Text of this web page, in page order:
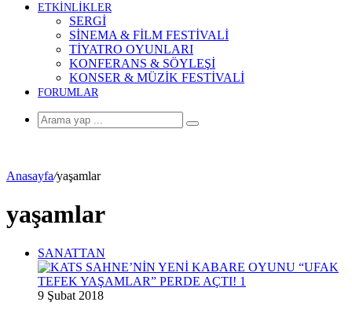
ETKİNLİKLER
SERGİ
SİNEMA & FİLM FESTİVALİ
TİYATRO OYUNLARI
KONFERANS & SÖYLEŞİ
KONSER & MÜZİK FESTİVALİ
FORUMLAR
Arama
Anasayfa/yaşamlar
yaşamlar
SANATTAN
9 Şubat 2018